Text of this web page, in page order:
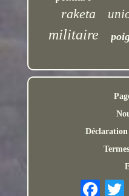
raketa
militaire